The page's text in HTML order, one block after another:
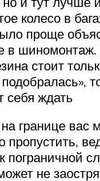
колесо в
проще
в
стоит
подобралась»,
себя ждать
границе вас
пропустить,
пограничной
не